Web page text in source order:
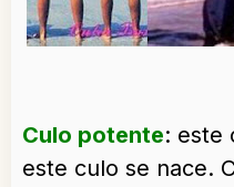
Culo potente: este
este culo se nace.